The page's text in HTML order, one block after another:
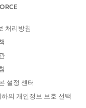
Doctor 계정을 검색할
Doctor 계정을 검색
처리방침
설정 센터
하의 개인정보 보호 선택